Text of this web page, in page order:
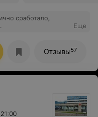
сработало,
Еще
Отзывы57